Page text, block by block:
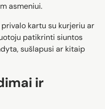
asmeniui.
kartu su kurjeriu ar
patikrinti siuntos
sušlapusi ar kitaip
ir